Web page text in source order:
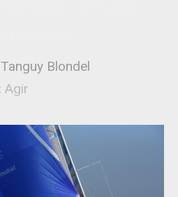
Blondel
Agir